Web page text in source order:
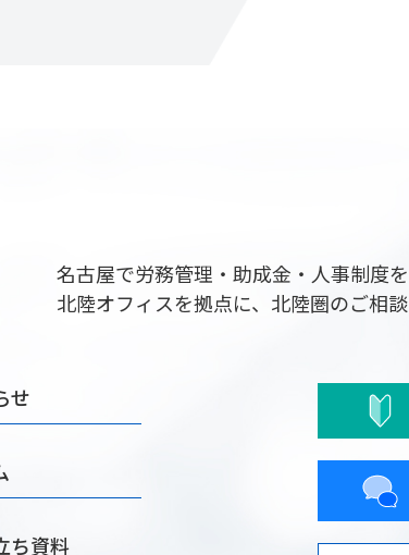
名古屋で労務管理・助成金・人事制度を
北陸オフィスを拠点に、北陸圏のご相
せ
ち資料